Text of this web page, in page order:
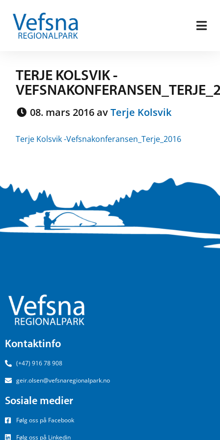
TERJE KOLSVIK -
08. mars 2016 avTerje Kolsvik
Terje Kolsvik -Vefsnakonferansen_Terje_2016
Kontaktinfo
(+47) 916 78 908
geir.olsen@vefsnaregionalpark.no
Sosiale medier
Følg oss på Facebook
Følg oss på Linkedin